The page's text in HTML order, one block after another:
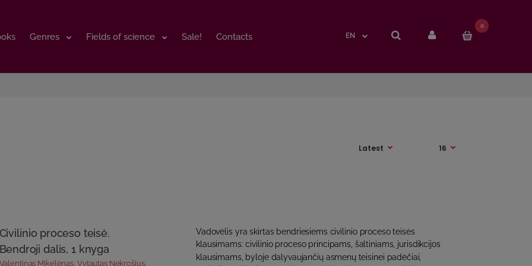
Genres Fields of science Sale! Contacts EN
0
Genres Fields of science Sale! Contacts EN
0
Civilinio proceso teisė.
Bendroji dalis, 1 knyga
Valentinas Mikelėnas Vytautas Nekrošius,
Vadovėlis yra skirtas bendriesiems civilinio proceso teisės
klausimams: civilinio proceso principams, šaltiniams, jurisdikcijos
klausimams, byloje dalyvaujančių asmenų teisinei padėčiai,